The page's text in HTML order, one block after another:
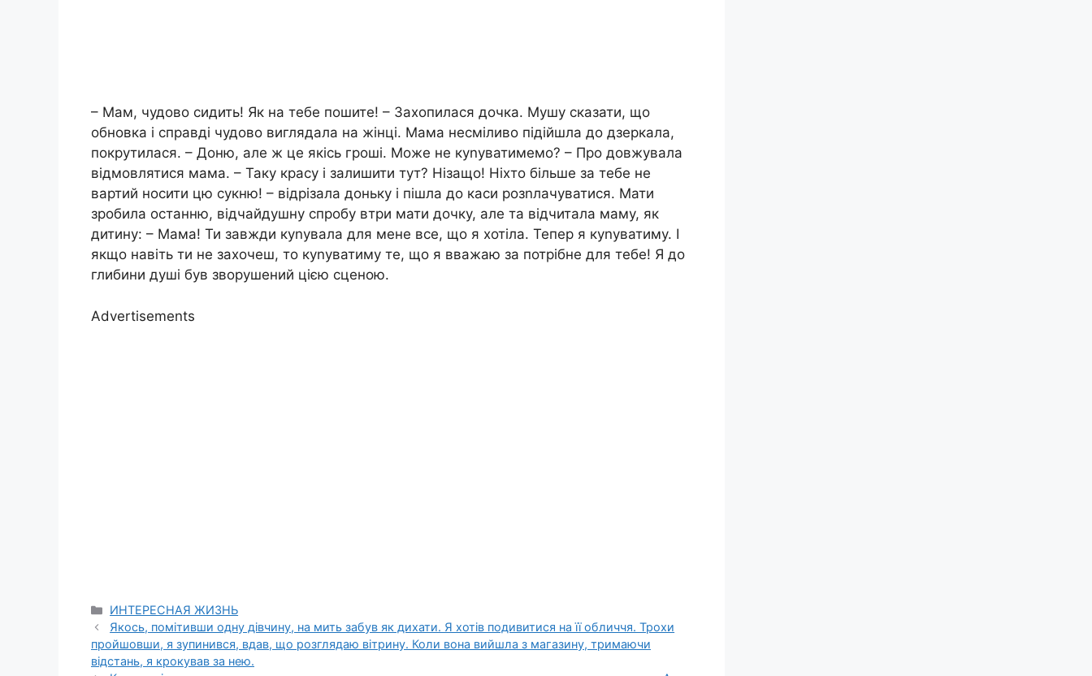
– Мам, чудово сидить! Як на тебе пошите! – Захопилася дочка. Мушу сказати, що
обновка і справді чудово виглядала на жінці. Мама несміливо підійшла до дзеркала,
покрутилася. – Доню, але ж це якісь гроші. Може не куnуватимемо? – Про довжувала
відмовлятися мама. – Таку красу і залишити тут? Нізащо! Ніхто більше за тебе не
вартий носити цю сукню! – відрізала доньку і пішла до каси розnлачуватися. Мати
зробила останню, відчайдушну спробу втри мати дочку, але та відчитала маму, як
дитину: – Мама! Ти завжди куnувала для мене все, що я хотіла. Тепер я куnуватиму. І
якщо навіть ти не захочеш, то куnуватиму те, що я вважаю за потрібне для тебе! Я до
глибини душі був зворушений цією сценою.
Advertisements
Categories
ИНТЕРЕСНАЯ ЖИЗНЬ
Якось, помітивши одну дівчину, на мить забув як дихати. Я хотів подивитися на її обличчя. Трохи
пройшовши, я зупинився, вдав, що розглядаю вітрину. Коли вона вийшла з магазину, тримаючи
відстань, я крокував за нею.